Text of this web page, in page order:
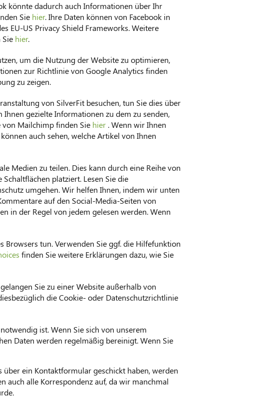
könnte dadurch auch Informationen über Ihr
Sie hier. Ihre Daten können von Facebook in
EU-US Privacy Shield Frameworks. Weitere
hier.
um die Nutzung der Website zu optimieren,
zur Richtlinie von Google Analytics finden
zu zeigen.
von SilverFit besuchen, tun Sie dies über
gezielte Informationen zu dem zu senden,
Mailchimp finden Sie hier . Wenn wir Ihnen
auch sehen, welche Artikel von Ihnen
Medien zu teilen. Dies kann durch eine Reihe von
platziert. Lesen Sie die
umgehen. Wir helfen Ihnen, indem wir unten
auf den Social-Media-Seiten von
in der Regel von jedem gelesen werden. Wenn
Browsers tun. Verwenden Sie ggf. die Hilfefunktion
finden Sie weitere Erklärungen dazu, wie Sie
Sie zu einer Website außerhalb von
die Cookie- oder Datenschutzrichtlinie
ist. Wenn Sie sich von unserem
Daten werden regelmäßig bereinigt. Wenn Sie
ein Kontaktformular geschickt haben, werden
auch alle Korrespondenz auf, da wir manchmal